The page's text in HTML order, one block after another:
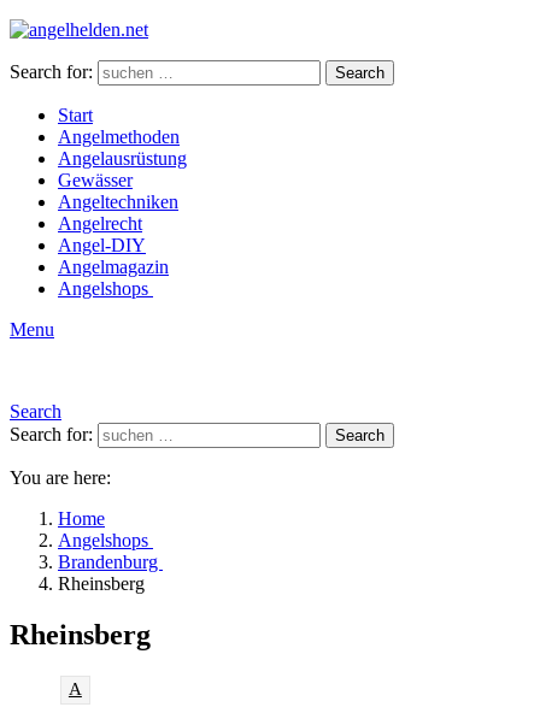
Search for: Search
Start
Angelmethoden
Angelausrüstung
Gewässer
Angeltechniken
Angelrecht
Angel-DIY
Angelmagazin
Angelshops
Menu
Search
Search for:
Search
You are here:
Home
Angelshops
Brandenburg
Rheinsberg
Rheinsberg
A